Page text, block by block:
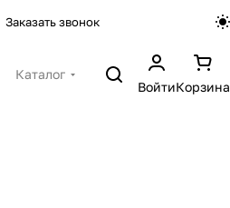
Заказать звонок
Каталог
ВойтиКорзина